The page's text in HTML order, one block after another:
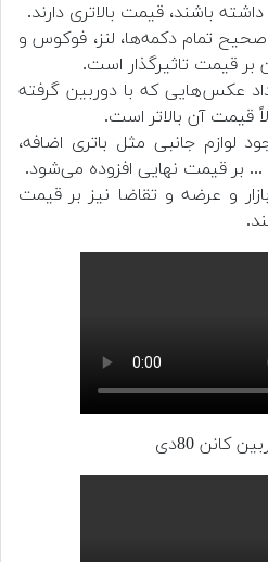
باشند، قیمت بالاتری دارند.
صحیح تمام دکمه‌ها، لنز، فوکوس و
قیمت تاثیرگذار است.
عکس‌هایی که با دوربین گرفته
قیمت آن بالاتر است.
لوازم جانبی مثل باتری اضافه،
بر قیمت نهایی افزوده می‌شود.
و عرضه و تقاضا نیز بر قیمت
کانن 80دی